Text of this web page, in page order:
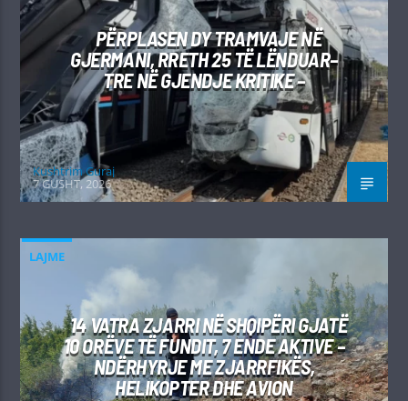
PËRPLASEN DY TRAMVAJE NË
GJERMANI, RRETH 25 TË LËNDUAR–
TRE NË GJENDJE KRITIKE –
Kushtrim Guraj
7 GUSHT, 2026
LAJME
14 VATRA ZJARRI NË SHQIPËRI GJATË
10 ORËVE TË FUNDIT, 7 ENDE AKTIVE –
NDËRHYRJE ME ZJARRFIKËS,
HELIKOPTER DHE AVION